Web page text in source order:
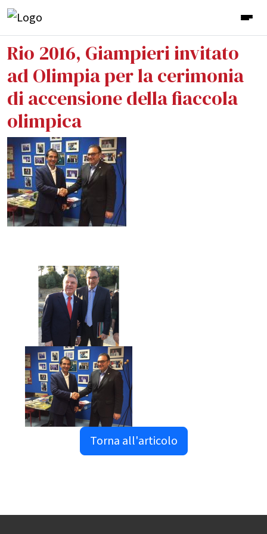
Rio 2016, Giampieri invitato
ad Olimpia per la cerimonia
di accensione della fiaccola
olimpica
Torna all'articolo